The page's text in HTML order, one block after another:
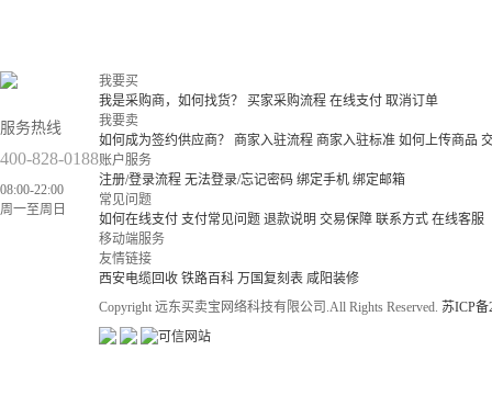
服务热线
400-828-0188
08:00-22:00
周一至周日
我要买
我是采购商，如何找货？
买家采购流程 在线支付 取消订单
我要卖
如何成为签约供应商？
商家入驻流程 商家入驻标准 如何上传商品
账户服务
注册/登录流程 无法登录/忘记密码 绑定手机 绑定邮箱
常见问题
如何在线支付 支付常见问题 退款说明 交易保障 联系方式 在线客服
移动端服务
友情链接
西安电缆回收 铁路百科 万国复刻表 咸阳装修
Copyright 远东买卖宝网络科技有限公司.All Rights Reserved. 苏ICP备